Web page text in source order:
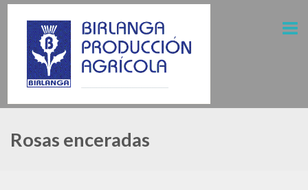
Rosas enceradas